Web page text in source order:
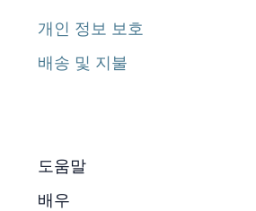
개인 정보 보호
배송 및 지불
도움말
배우